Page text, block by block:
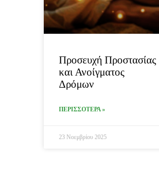
Προσευχή Προστασίας
και Ανοίγματος
Δρόμων
ΠΕΡΙΣΣΟΤΕΡΑ »
23 Νοεμβρίου 2025